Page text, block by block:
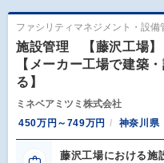
ファシリティマネジメント・設備
施設管理 【藤沢工場】
【メーカー工場で建築
る】
ミネベアミツミ株式会社
450万円～749万円
神奈川県
藤沢工場における施